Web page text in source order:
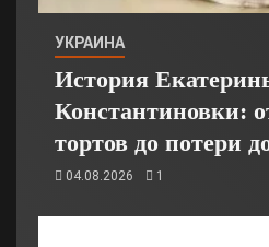
УКРАИНА
История
Константиновки:
тортов до потери
04.08.2026 1